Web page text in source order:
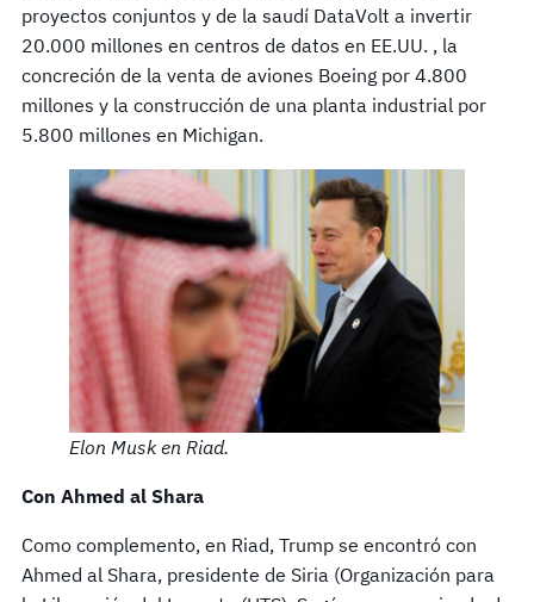
proyectos conjuntos y de la saudí DataVolt a invertir
20.000 millones en centros de datos en EE.UU. , la
concreción de la venta de aviones Boeing por 4.800
millones y la construcción de una planta industrial por
5.800 millones en Michigan.
Elon Musk en Riad.
Con Ahmed al Shara
Como complemento, en Riad, Trump se encontró con
Ahmed al Shara, presidente de Siria (Organización para